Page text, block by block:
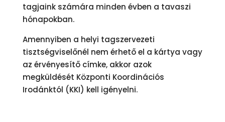
tagjaink számára minden évben a tavaszi
hónapokban.
Amennyiben a helyi tagszervezeti
tisztségviselőnél nem érhető el a kártya vagy
az érvényesítő címke, akkor azok
megküldését Központi Koordinációs
Irodánktól (KKI) kell igényelni.